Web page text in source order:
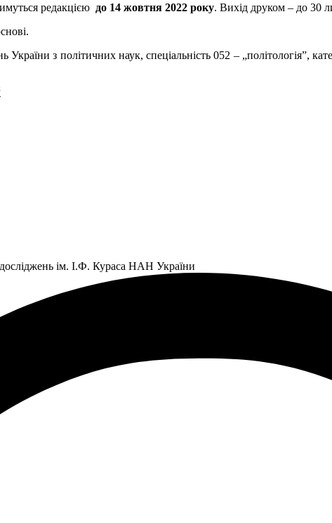
редакцією до 14 жовтня 2022 року. Вихід друком – до 30
з політичних наук, спеціальність 052 – „політологія”,
ім. І.Ф. Кураса НАН України